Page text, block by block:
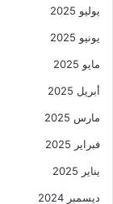
يوليو 2025
يونيو 2025
مايو 2025
أبريل 2025
مارس 2025
فبراير 2025
يناير 2025
ديسمبر 2024